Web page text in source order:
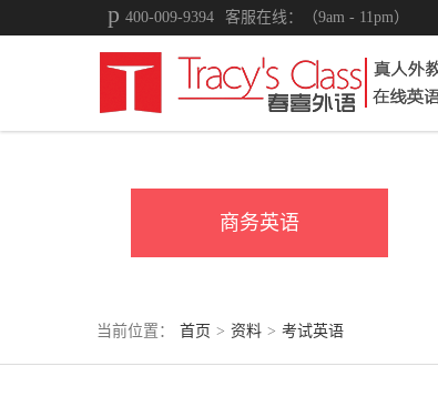
400-009-9394 客服在线：（9am - 11pm）
商务英语
当前位置： 首页 > 资料 > 考试英语